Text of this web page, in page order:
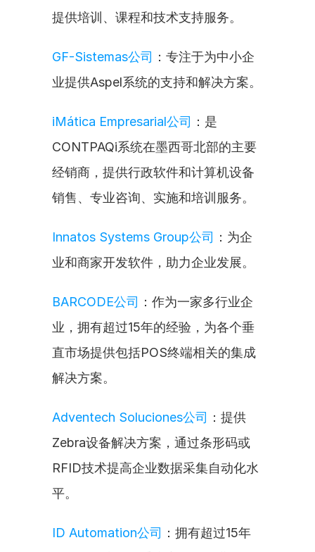
提供培训、课程和技术支持服务。
GF-Sistemas公司 ：专注于为中小企
业提供Aspel系统的支持和解决方案。
iMática Empresarial公司 ：是
CONTPAQi系统在墨西哥北部的主要
经销商，提供行政软件和计算机设备
销售、专业咨询、实施和培训服务。
Innatos Systems Group公司 ：为企
业和商家开发软件，助力企业发展。
BARCODE公司 ：作为一家多行业企
业，拥有超过15年的经验，为各个垂
直市场提供包括POS终端相关的集成
解决方案。
Adventech Soluciones公司 ：提供
Zebra设备解决方案，通过条形码或
RFID技术提高企业数据采集自动化水
平。
ID Automation公司 ：拥有超过15年